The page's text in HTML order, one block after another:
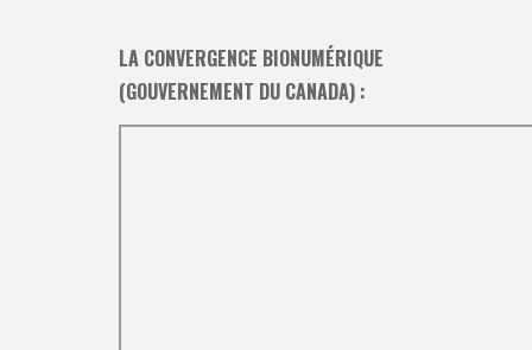
LA CONVERGENCE BIONUMÉRIQUE
(GOUVERNEMENT DU CANADA) :